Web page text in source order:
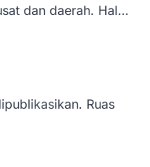
dan daerah. Hal…
Ruas